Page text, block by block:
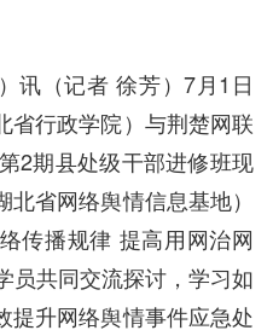
讯（记者 徐芳）7月1日
省行政学院）与荆楚网联
2期县处级干部进修班现
省网络舆情信息基地）
传播规律 提高用网治网
员共同交流探讨，学习如
提升网络舆情事件应急处